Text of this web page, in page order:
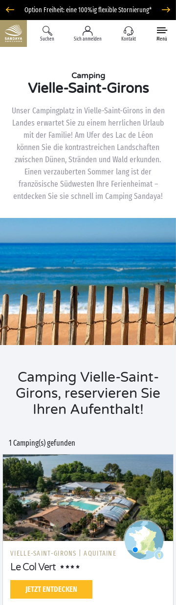
Option Freiheit: eine 100%ig flexible Stornierung*
Suchen Sich anmelden Kontakt Menü
Camping
Vielle-Saint-Girons
Unser Campingplatz in Vielle-Saint-Girons in den
Landes erwartet Sie zu einem herrlichen Urlaub
mit der Familie! Am Ufer des Lac de Léon
können Sie die kontrastreichen Landschaften
zwischen Dünen, Stränden und Wald erkunden.
Einen verzauberten Sommer lang ist der
französische Südwesten Ihre Ferienheimat –
entdecken Sie sie schnell im Camping Sandaya!
Camping Vielle-Saint-
Girons, reservieren Sie
Ihren Aufenthalt!
1 Camping(s) gefunden
VIELLE-SAINT-GIRONS | AQUITAINE
Le Col Vert
JETZT ENTDECKEN